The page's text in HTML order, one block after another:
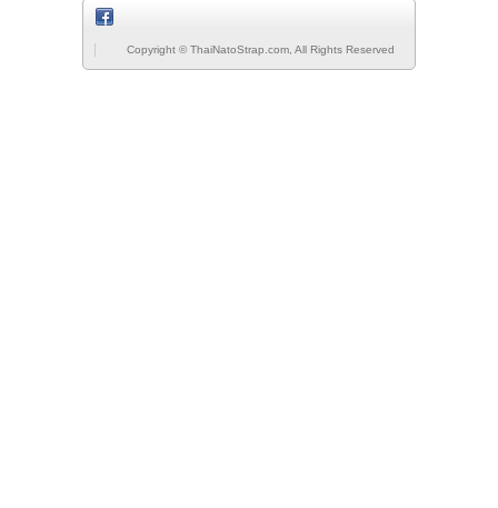
Copyright © ThaiNatoStrap.com, All Rights Reserved